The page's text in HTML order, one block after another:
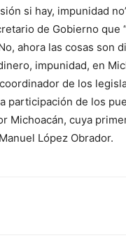
si hay, impunidad
de Gobierno que
ahora las cosas son
impunidad, en
de los
participación de los
Michoacán, cuya
López Obrador.